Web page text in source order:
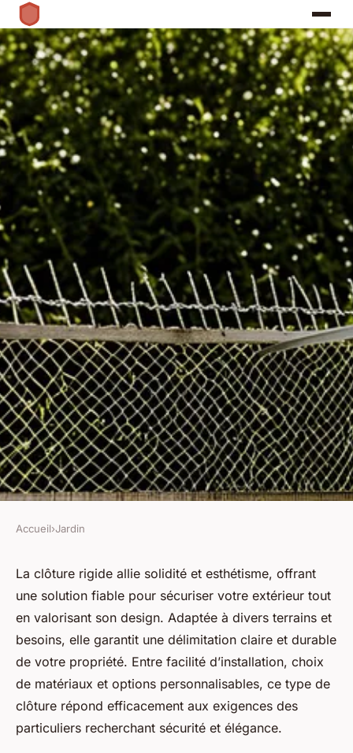
Clôture rigide : sécurité et
élégance pour votre extérieur
Alexis•3 juin 2025•4 min de lecture
Accueil›Jardin
La clôture rigide allie solidité et esthétisme, offrant
une solution fiable pour sécuriser votre extérieur tout
en valorisant son design. Adaptée à divers terrains et
besoins, elle garantit une délimitation claire et durable
de votre propriété. Entre facilité d’installation, choix
de matériaux et options personnalisables, ce type de
clôture répond efficacement aux exigences des
particuliers recherchant sécurité et élégance.